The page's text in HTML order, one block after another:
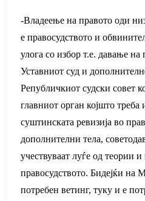
-Владеење на правото оди
е правосудството и
улога со избор т.е. давање на
Уставниот суд и
Републичкиот судски совет
главниот орган којшто треба
суштинската ревизија во
дополнителни тела,
учествуваат луѓе од теории и
правосудството. Бидејќи на
потребен ветинг, туку и е